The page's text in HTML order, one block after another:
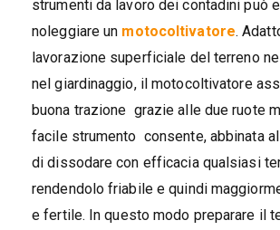
strumenti da lavoro dei contadini può
noleggiare un motocoltivatore.
lavorazione superficiale del terreno
nel giardinaggio, il motocoltivatore
buona trazione grazie alle due ruote
facile strumento consente, abbinata
di dissodare con efficacia qualsiasi
rendendolo friabile e quindi
e fertile. In questo modo preparare il